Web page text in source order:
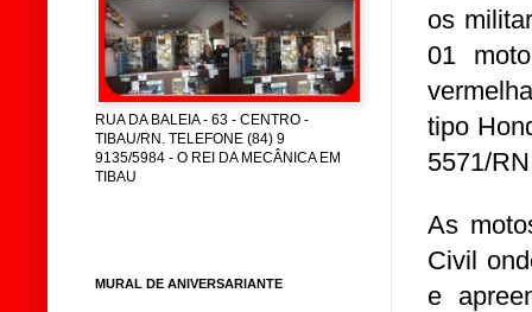
os
01
tipo
5571/
As
Civil
e
RUA DA BALEIA - 63 - CENTRO -
TIBAU/RN. TELEFONE (84) 9
9135/5984 - O REI DA MECÂNICA EM
TIBAU
MURAL DE ANIVERSARIANTE